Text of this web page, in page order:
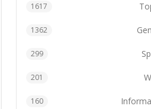
1617
1362
299
201
160